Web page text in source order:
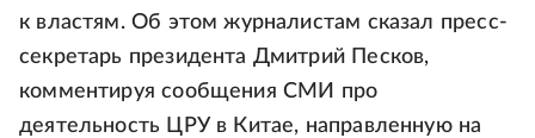
к властям. Об этом журналистам сказал пресс-
секретарь президента Дмитрий Песков,
комментируя сообщения СМИ про
деятельность ЦРУ в Китае, направленную на